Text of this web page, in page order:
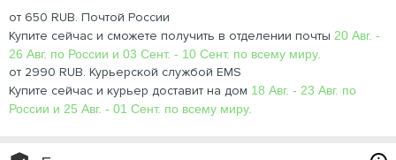
от 650 RUB. Почтой России
Купите сейчас и сможете получить в отделении почты 20 Авг. -
26 Авг. по России и 03 Сент. - 10 Сент. по всему миру.
от 2990 RUB. Курьерской службой EMS
Купите сейчас и курьер доставит на дом 18 Авг. - 23 Авг. по
России и 25 Авг. - 01 Сент. по всему миру.